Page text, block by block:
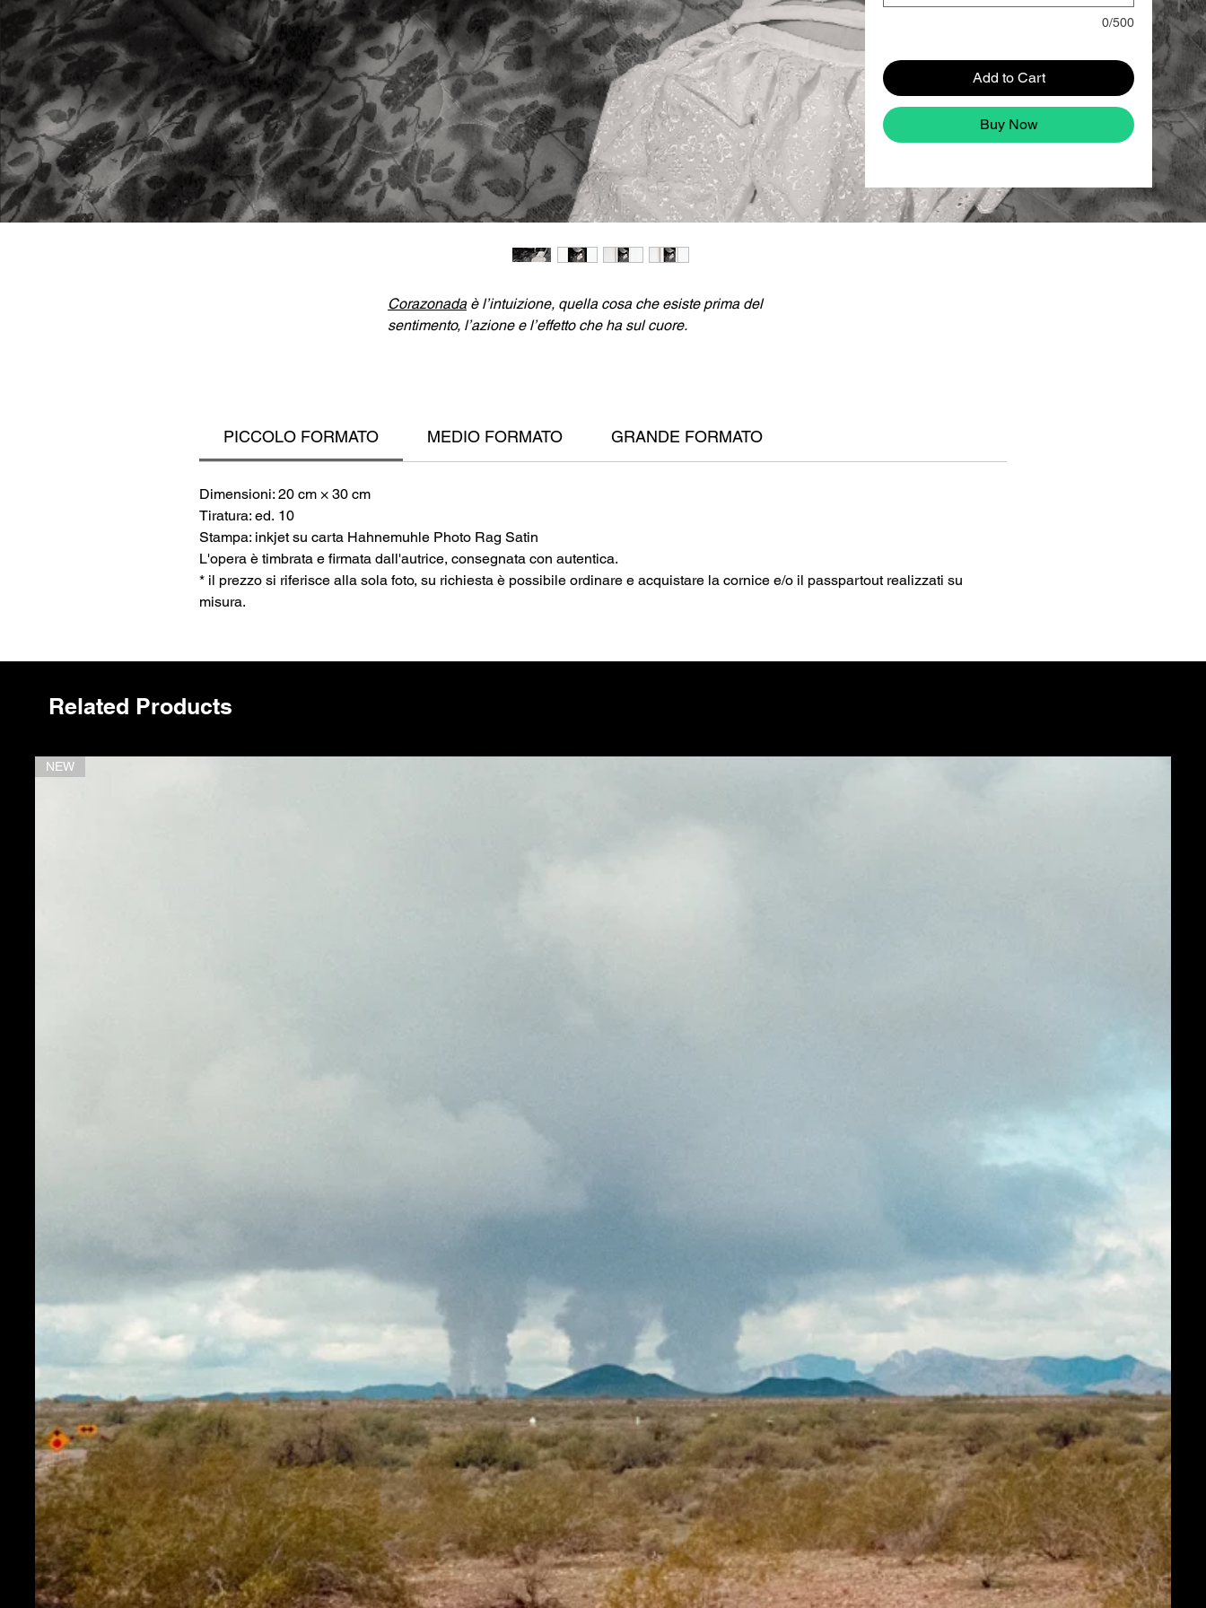
0/500
Add to Cart
Buy Now
Corazonadaè l’intuizione, quella cosa che esiste prima del
sentimento, l’azione e l’effetto che ha sul cuore.
PICCOLO FORMATO MEDIO FORMATO GRANDE FORMATO
Dimensioni: 20 cm × 30 cm
Tiratura: ed. 10
Stampa: inkjet su carta Hahnemuhle Photo Rag Satin
L'opera è timbrata e firmata dall'autrice, consegnata con autentica.
* il prezzo si riferisce alla sola foto, su richiesta è possibile ordinare e acquistare la cornice e/o il passpartout realizzati su
misura.
Related Products
NEW